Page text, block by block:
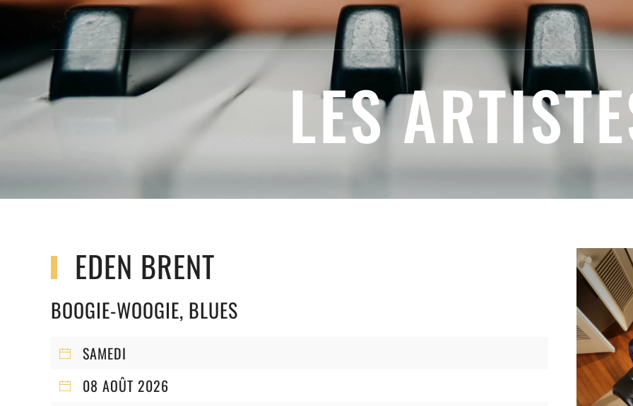
LES
EDEN BRENT
BOOGIE-WOOGIE, BLUES
SAMEDI
08 AOÛT 2026